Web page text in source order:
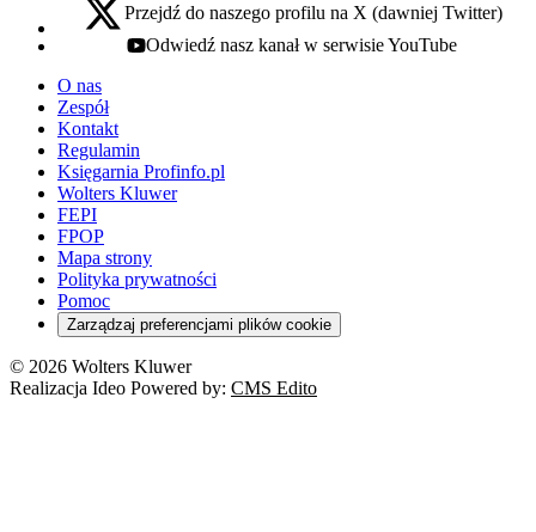
x - otwiera się w nowej karcie
Przejdź do naszego profilu na X (dawniej Twitter)
youtube - otwiera się w nowej karcie
Odwiedź nasz kanał w serwisie YouTube
O nas
Zespół
Kontakt
Regulamin
Księgarnia Profinfo.pl
Wolters Kluwer
FEPI
FPOP
Mapa strony
Polityka prywatności
Pomoc
Zarządzaj preferencjami plików cookie
© 2026 Wolters Kluwer
Realizacja Ideo Powered by: CMS Edito